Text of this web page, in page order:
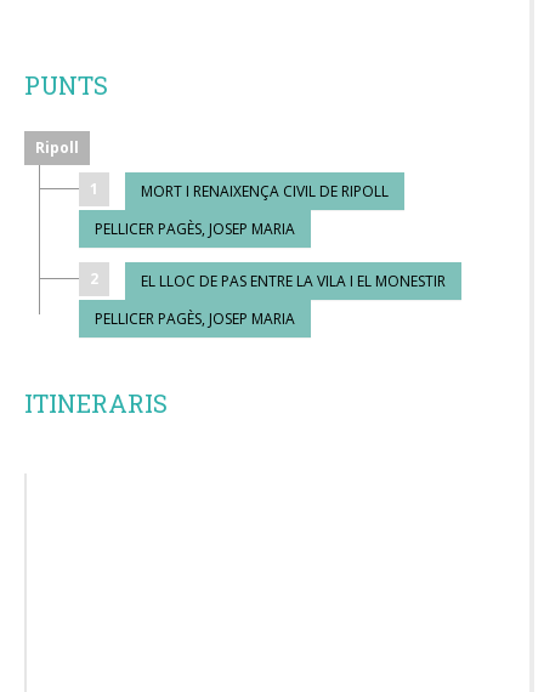
PUNTS
Ripoll
1
MORT I RENAIXENÇA CIVIL DE RIPOLL
PELLICER PAGÈS, JOSEP MARIA
2
EL LLOC DE PAS ENTRE LA VILA I EL MONESTIR
PELLICER PAGÈS, JOSEP MARIA
ITINERARIS